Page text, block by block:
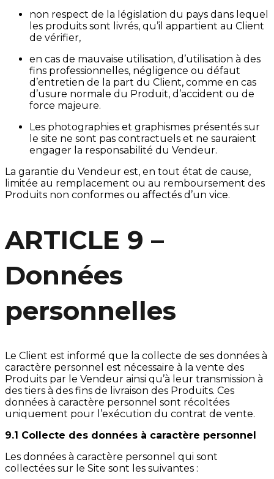
non respect de la législation du pays dans lequel
les produits sont livrés, qu’il appartient au Client
de vérifier,
en cas de mauvaise utilisation, d’utilisation à des
fins professionnelles, négligence ou défaut
d’entretien de la part du Client, comme en cas
d’usure normale du Produit, d’accident ou de
force majeure.
Les photographies et graphismes présentés sur
le site ne sont pas contractuels et ne sauraient
engager la responsabilité du Vendeur.
La garantie du Vendeur est, en tout état de cause,
limitée au remplacement ou au remboursement des
Produits non conformes ou affectés d’un vice.
ARTICLE 9 –
Données
personnelles
Le Client est informé que la collecte de ses données à
caractère personnel est nécessaire à la vente des
Produits par le Vendeur ainsi qu’à leur transmission à
des tiers à des fins de livraison des Produits. Ces
données à caractère personnel sont récoltées
uniquement pour l’exécution du contrat de vente.
9.1 Collecte des données à caractère personnel
Les données à caractère personnel qui sont
collectées sur le Site sont les suivantes :